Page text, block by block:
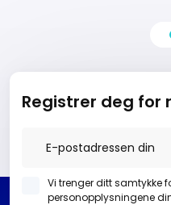
Registrer deg for
Vi trenger ditt samtykke
personopplysningene